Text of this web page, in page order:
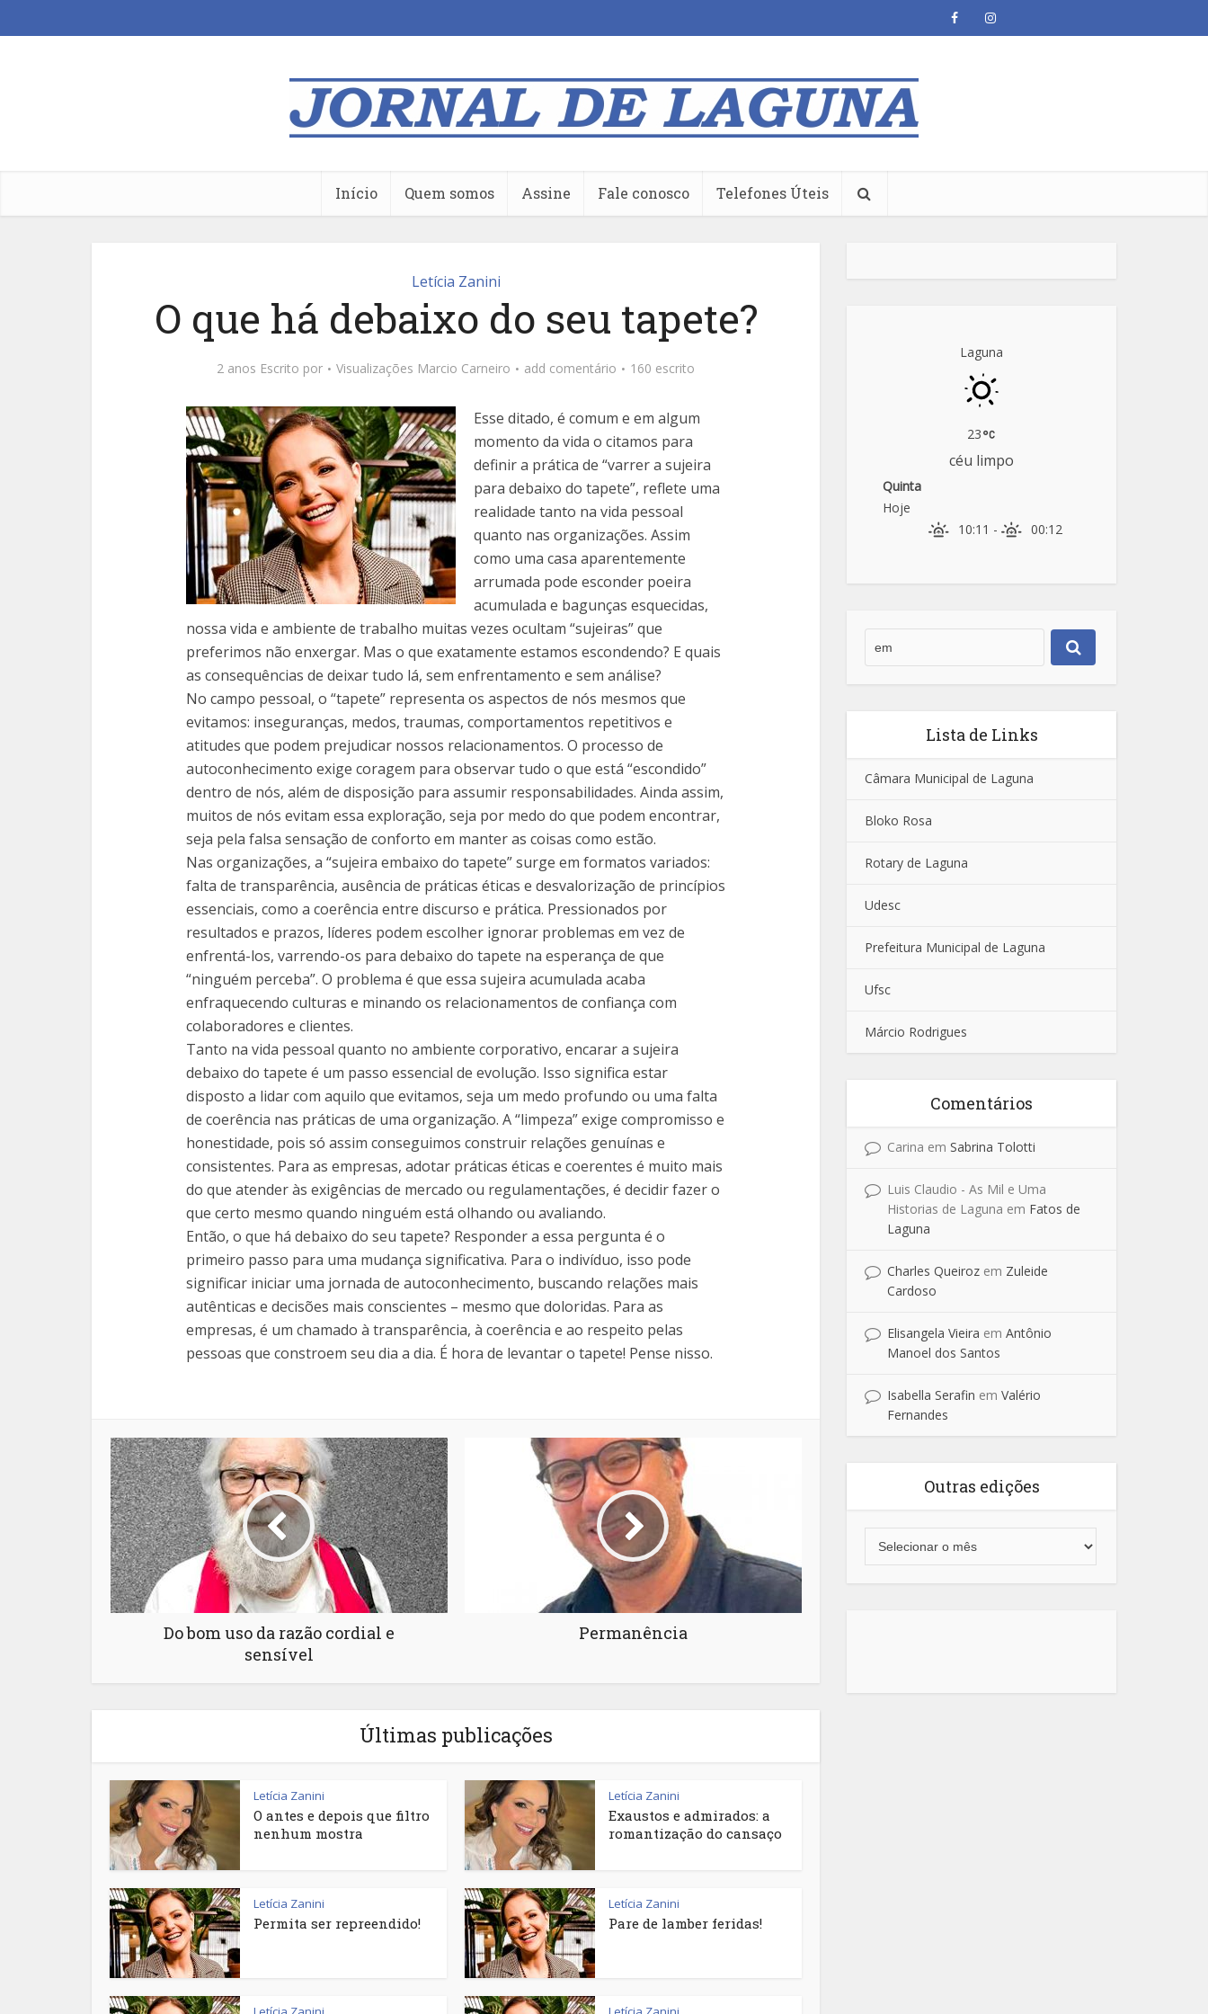
Início Quem somos Assine Fale conosco Telefones Úteis
Letícia Zanini
O que há debaixo do seu tapete?
2 anos Escrito por Visualizações Marcio Carneiro add comentário 160 escrito
Esse ditado, é comum e em algum
momento da vida o citamos para
definir a prática de “varrer a sujeira
para debaixo do tapete”, reflete uma
realidade tanto na vida pessoal
quanto nas organizações. Assim
como uma casa aparentemente
arrumada pode esconder poeira
acumulada e bagunças esquecidas,
nossa vida e ambiente de trabalho muitas vezes ocultam “sujeiras” que
preferimos não enxergar. Mas o que exatamente estamos escondendo? E quais
as consequências de deixar tudo lá, sem enfrentamento e sem análise?
No campo pessoal, o “tapete” representa os aspectos de nós mesmos que
evitamos: inseguranças, medos, traumas, comportamentos repetitivos e
atitudes que podem prejudicar nossos relacionamentos. O processo de
autoconhecimento exige coragem para observar tudo o que está “escondido”
dentro de nós, além de disposição para assumir responsabilidades. Ainda assim,
muitos de nós evitam essa exploração, seja por medo do que podem encontrar,
seja pela falsa sensação de conforto em manter as coisas como estão.
Nas organizações, a “sujeira embaixo do tapete” surge em formatos variados:
falta de transparência, ausência de práticas éticas e desvalorização de princípios
essenciais, como a coerência entre discurso e prática. Pressionados por
resultados e prazos, líderes podem escolher ignorar problemas em vez de
enfrentá-los, varrendo-os para debaixo do tapete na esperança de que
“ninguém perceba”. O problema é que essa sujeira acumulada acaba
enfraquecendo culturas e minando os relacionamentos de confiança com
colaboradores e clientes.
Tanto na vida pessoal quanto no ambiente corporativo, encarar a sujeira
debaixo do tapete é um passo essencial de evolução. Isso significa estar
disposto a lidar com aquilo que evitamos, seja um medo profundo ou uma falta
de coerência nas práticas de uma organização. A “limpeza” exige compromisso e
honestidade, pois só assim conseguimos construir relações genuínas e
consistentes. Para as empresas, adotar práticas éticas e coerentes é muito mais
do que atender às exigências de mercado ou regulamentações, é decidir fazer o
que certo mesmo quando ninguém está olhando ou avaliando.
Então, o que há debaixo do seu tapete? Responder a essa pergunta é o
primeiro passo para uma mudança significativa. Para o indivíduo, isso pode
significar iniciar uma jornada de autoconhecimento, buscando relações mais
autênticas e decisões mais conscientes – mesmo que doloridas. Para as
empresas, é um chamado à transparência, à coerência e ao respeito pelas
pessoas que constroem seu dia a dia. É hora de levantar o tapete! Pense nisso.
Do bom uso da razão cordial e
sensível
Permanência
Últimas publicações
Letícia Zanini
O antes e depois que filtro
nenhum mostra
Letícia Zanini
Exaustos e admirados: a
romantização do cansaço
Letícia Zanini
Permita ser repreendido!
Letícia Zanini
Pare de lamber feridas!
Laguna
23
céu limpo
Quinta
Hoje
10:11 - 00:12
Lista de Links
Câmara Municipal de Laguna
Bloko Rosa
Rotary de Laguna
Udesc
Prefeitura Municipal de Laguna
Ufsc
Márcio Rodrigues
Comentários
Carina em Sabrina Tolotti
Luis Claudio - As Mil e Uma
Historias de Laguna em Fatos de
Laguna
Charles Queiroz em Zuleide
Cardoso
Elisangela Vieira em Antônio
Manoel dos Santos
Isabella Serafin em Valério
Fernandes
Outras edições